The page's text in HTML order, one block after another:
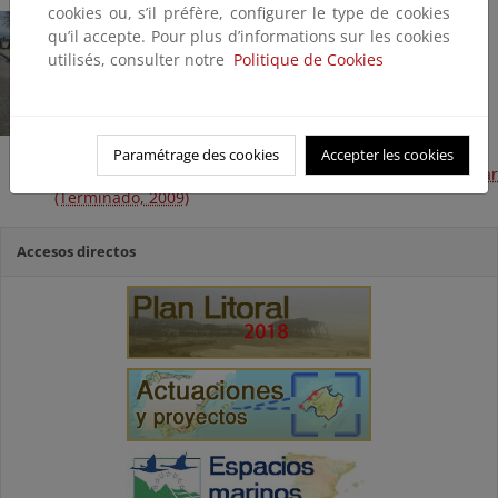
Obra de emergencia para reparación del Passeig del Mar
(Terminado, 2009)
Accesos directos
cookies ou, s’il préfère, configurer le type de cookies
qu’il accepte. Pour plus d’informations sur les cookies
utilisés, consulter notre Politique de Cookies
Paramétrage des cookies Accepter les cookies